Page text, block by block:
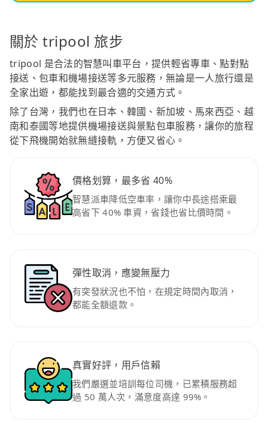
關於 tripool 旅步
tripool 是合法的智慧叫車平台，提供輕省專車、點對點
接送、包車和機場接送等多元服務，無論是一人旅行還是
全家出遊，都能找到最合適的交通方式。
除了台灣，我們也在日本、韓國、新加坡、馬來西亞、越
南和泰國等地提供機場接送與景點包車服務，讓你的旅程
從下飛機開始就無縫接軌，方便又省心。
價格划算，最多省 40%
智慧派車降低空車率，讓你中長途搭乘最
高省下 40% 車資，省錢也省比價時間。
彈性取消，應變無壓力
有突發狀況也不怕，在規定時間內取消，
都能全額退款。
真實好評，用戶信賴
我們嚴選並培訓每位司機，已累積服務超
過 50 萬人次，滿意度高達 99%。